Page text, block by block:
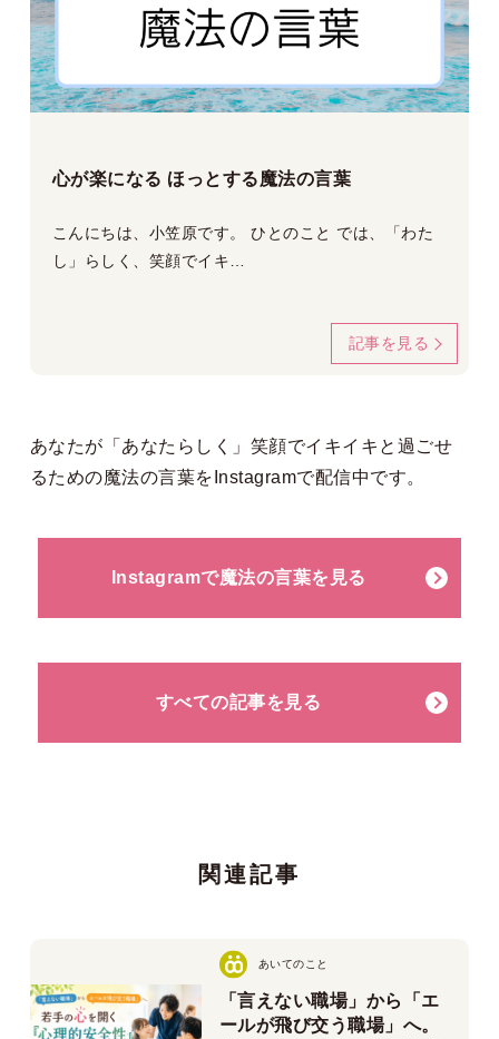
心が楽になる ほっとする魔法の言葉
こんにちは、小笠原です。 ひとのこと では、「わた
し」らしく、笑顔でイキ…
記事を見る
あなたが「あなたらしく」笑顔でイキイキと過ごせ
るための魔法の言葉を Instagramで配信中です。
Instagramで魔法の言葉を見る
すべての記事を見る
関連記事
あいてのこと
「言えない職場」から「エ
ールが飛び交う職場」へ。